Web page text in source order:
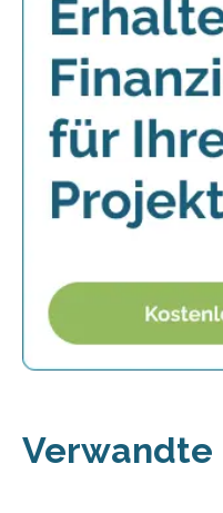
Verwandte